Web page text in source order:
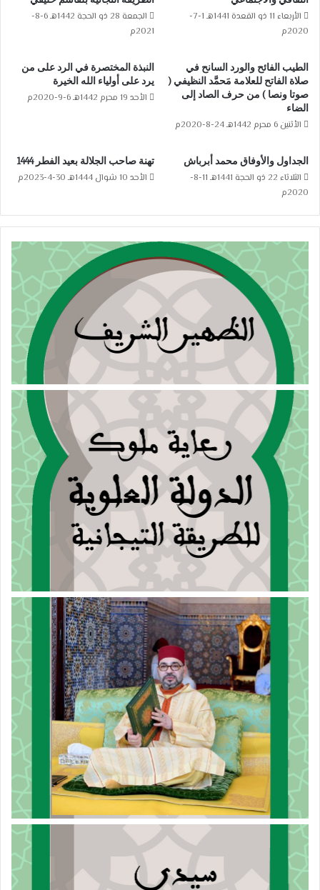
الأربعاء 11 ذو القعدة 1441هـ 1-7-
2020م
الجمعة 28 ذو الحجة 1442هـ 6-8-
2021م
الطيب الفائح والورد السانح في
صلاة الفاتح للعلامة مَحمَّد النظيفي (
صوتا ونصا ) من حرف الصاد إلى
الضاء
الأثنين 6 محرم 1442هـ 24-8-2020م
النبذة المختصرة في الرد على من
يرد على أولياء الله الخيرة
الأحد 19 محرم 1442هـ 6-9-2020م
الجداول والأوفاق محمد أبرباش
الثلاثاء 22 ذو الحجة 1441هـ 11-8-
2020م
تهنة صاحب الجلالة بعيد الفطر 1444
الأحد 10 شوال 1444هـ 30-4-2023م